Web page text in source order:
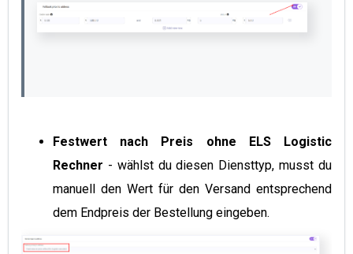
Festwert nach Preis ohne ELS Logistic
Rechner - wählst du diesen Diensttyp, musst du
manuell den Wert für den Versand entsprechend
dem Endpreis der Bestellung eingeben.